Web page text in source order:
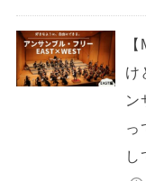
け
ン
っ
し